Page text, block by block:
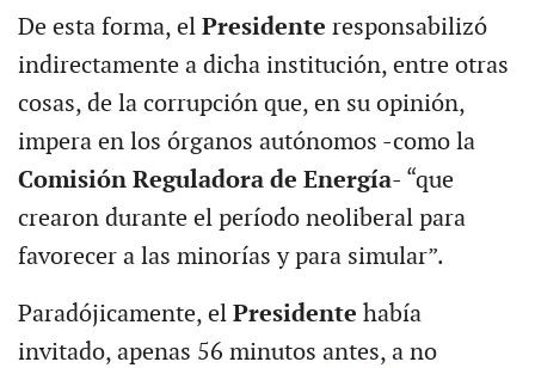
De esta forma, el Presidente responsabilizó
indirectamente a dicha institución, entre otras
cosas, de la corrupción que, en su opinión,
impera en los órganos autónomos -como la
Comisión Reguladora de Energía- “que
crearon durante el período neoliberal para
favorecer a las minorías y para simular”.
Paradójicamente, el Presidente había
invitado, apenas 56 minutos antes, a no